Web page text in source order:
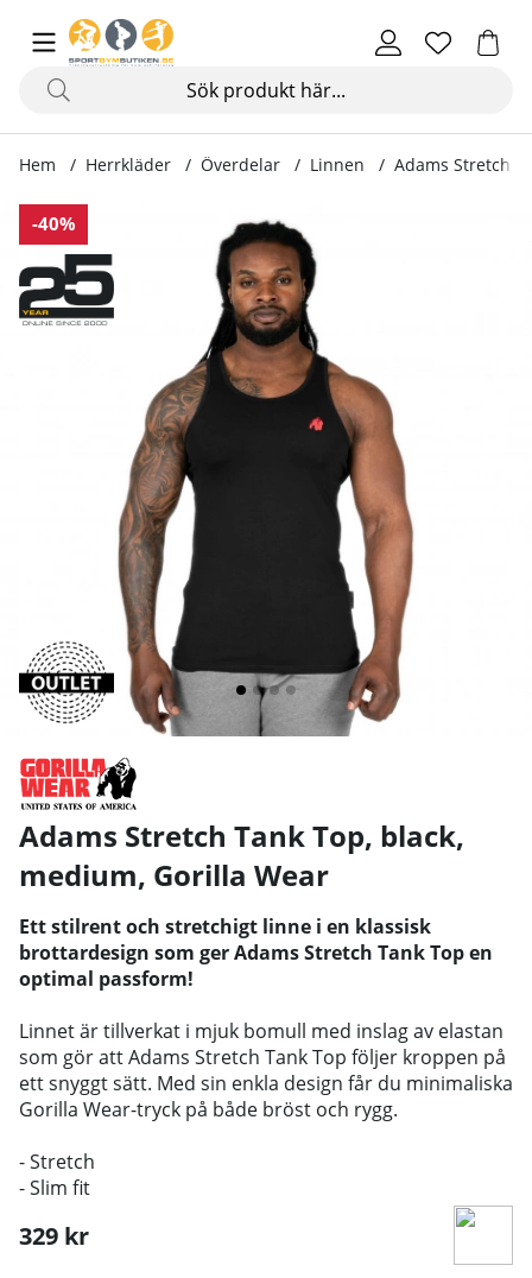
Hem Herrkläder Överdelar Linnen Adams Stretch
-40%
Produktbilder Adams Stretch Tank Top, black
Adams Stretch Tank Top, black,
medium, Gorilla Wear
Ett stilrent och stretchigt linne i en klassisk
brottardesign som ger Adams Stretch Tank Top en
optimal passform!
Linnet är tillverkat i mjuk bomull med inslag av elastan
som gör att Adams Stretch Tank Top följer kroppen på
ett snyggt sätt. Med sin enkla design får du minimaliska
Gorilla Wear-tryck på både bröst och rygg.
- Stretch
- Slim fit
329 kr